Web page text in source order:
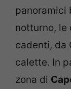
panoramici
notturno, le
cadenti, da
calette. In
zona di